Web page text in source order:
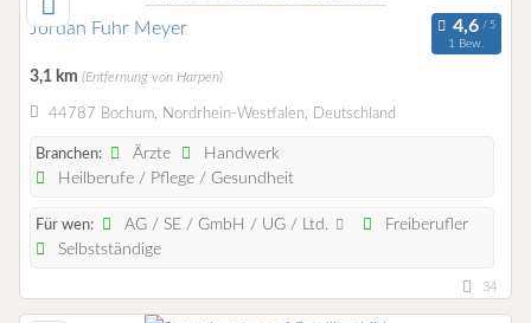
Jordan Fuhr Meyer
1 Bew.
3,1 km (Entfernung von Harpen)
44787 Bochum, Nordrhein-Westfalen, Deutschland
Branchen: Ärzte
Handwerk
Heilberufe / Pflege / Gesundheit
Für wen: AG / SE / GmbH / UG / Ltd.
Freiberufler
Selbstständige
34